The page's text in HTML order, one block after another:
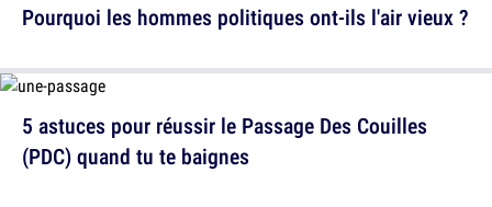
5 astuces pour réussir le Passage Des Couilles
(PDC) quand tu te baignes
Pourquoi les hommes politiques ont-ils l'air vieux ?